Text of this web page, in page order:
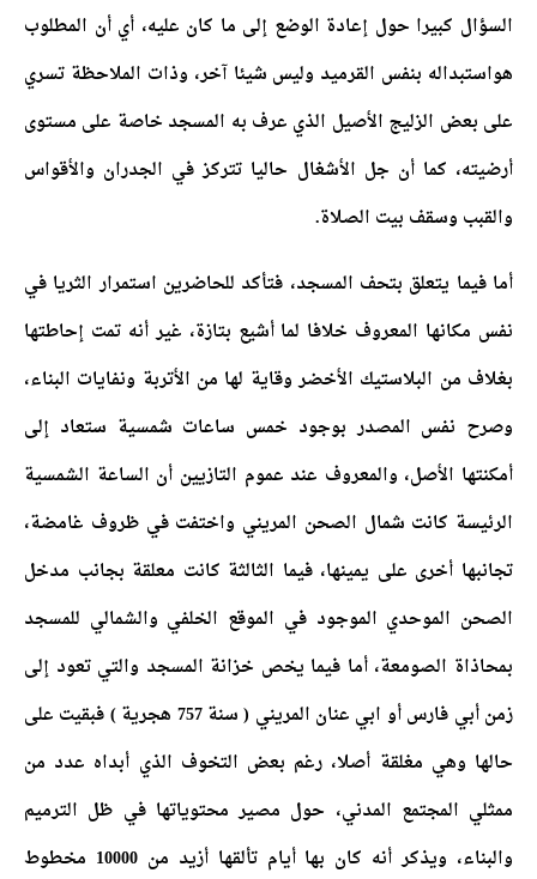
السؤال كبيرا حول إعادة الوضع إلى ما كان عليه، أي أن المطلوب
هواستبداله بنفس القرميد وليس شيئا آخر، وذات الملاحظة تسري
على بعض الزليج الأصيل الذي عرف به المسجد خاصة على مستوى
أرضيته، كما أن جل الأشغال حاليا تتركز في الجدران والأقواس
والقبب وسقف بيت الصلاة.
أما فيما يتعلق بتحف المسجد، فتأكد للحاضرين استمرار الثريا في
نفس مكانها المعروف خلافا لما أشيع بتازة، غير أنه تمت إحاطتها
بغلاف من البلاستيك الأخضر وقاية لها من الأتربة ونفايات البناء،
وصرح نفس المصدر بوجود خمس ساعات شمسية ستعاد إلى
أمكنتها الأصل، والمعروف عند عموم التازيين أن الساعة الشمسية
الرئيسة كانت شمال الصحن المريني واختفت في ظروف غامضة،
تجانبها أخرى على يمينها، فيما الثالثة كانت معلقة بجانب مدخل
الصحن الموحدي الموجود في الموقع الخلفي والشمالي للمسجد
بمحاذاة الصومعة، أما فيما يخص خزانة المسجد والتي تعود إلى
زمن أبي فارس أو ابي عنان المريني ( سنة 757 هجرية ) فبقيت على
حالها وهي مغلقة أصلا، رغم بعض التخوف الذي أبداه عدد من
ممثلي المجتمع المدني، حول مصير محتوياتها في ظل الترميم
والبناء، ويذكر أنه كان بها أيام تألقها أزيد من 10000 مخطوط